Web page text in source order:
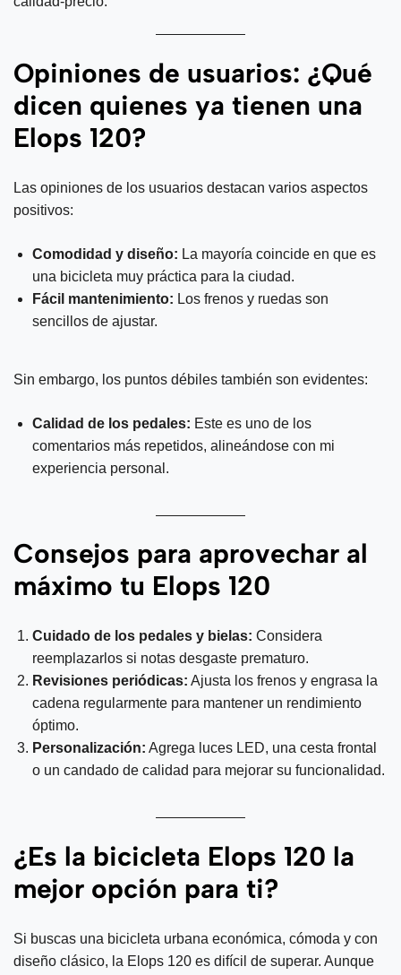
Opiniones de usuarios: ¿Qué
dicen quienes ya tienen una
Elops 120?
Las opiniones de los usuarios destacan varios aspectos
positivos:
Comodidad y diseño: La mayoría coincide en que es
una bicicleta muy práctica para la ciudad.
Fácil mantenimiento: Los frenos y ruedas son
sencillos de ajustar.
Sin embargo, los puntos débiles también son evidentes:
Calidad de los pedales: Este es uno de los
comentarios más repetidos, alineándose con mi
experiencia personal.
Consejos para aprovechar al
máximo tu Elops 120
Cuidado de los pedales y bielas: Considera
reemplazarlos si notas desgaste prematuro.
Revisiones periódicas: Ajusta los frenos y engrasa la
cadena regularmente para mantener un rendimiento
óptimo.
Personalización: Agrega luces LED, una cesta frontal
o un candado de calidad para mejorar su funcionalidad.
¿Es la bicicleta Elops 120 la
mejor opción para ti?
Si buscas una bicicleta urbana económica, cómoda y con
diseño clásico, la Elops 120 es difícil de superar. Aunque